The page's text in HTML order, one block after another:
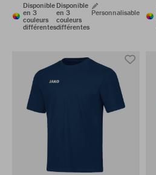
Disponible
en 3
couleurs
différentes
Disponible
en 3
couleurs
différentes
Personnalisable